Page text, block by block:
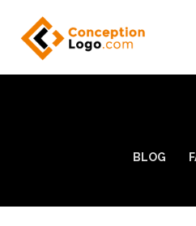
BLOG